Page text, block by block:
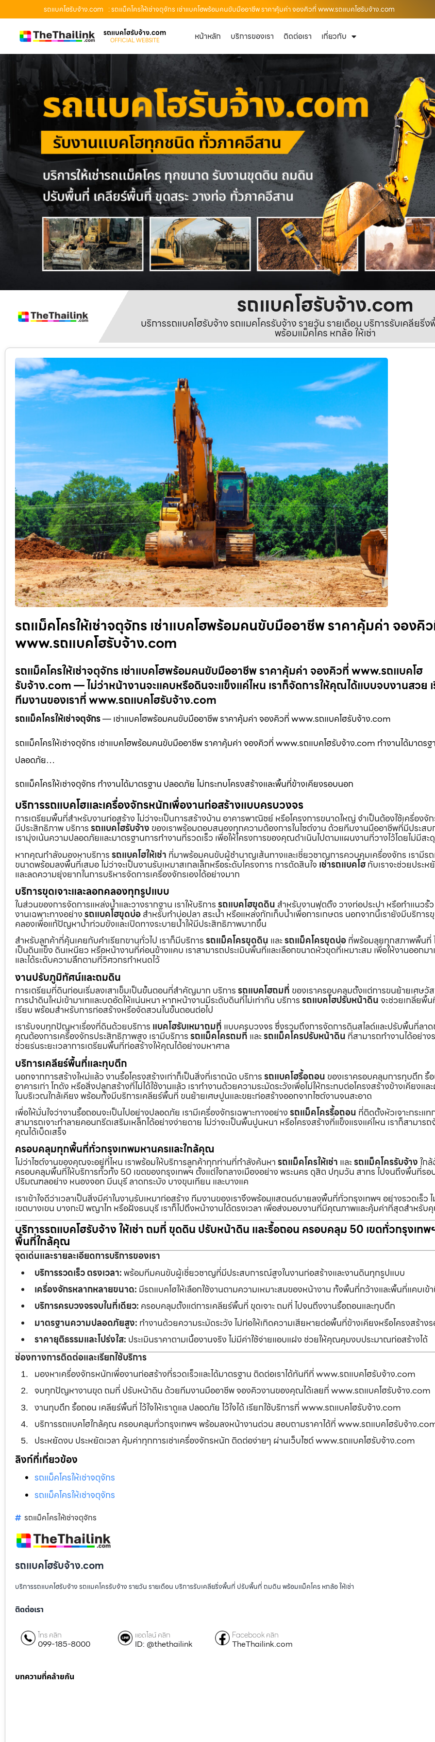
รถแบคโฮรับจ้าง.com : รถแม็คโครให้เช่าจตุจักร เช่าแบคโฮพร้อมคนขับมืออาชีพ ราคาคุ้มค่า จองคิวที่ www.รถแบคโฮรับจ้าง.com
รถแบคโฮรับจ้าง.com
OFFICIAL WEBSITE หน้าหลัก บริการของเรา ติดต่อเรา เกี่ยวกับ
รถแบคโฮรับจ้าง.com
บริการรถแบคโฮรับจ้าง รถแมคโครรับจ้าง รายวัน รายเดือน บริการรับเคลีย
พร้อมแม็คโคร หกล้อ ให้เช่า
รถแม็คโครให้เช่าจตุจักร เช่าแบคโฮพร้อมคนขับมืออาชีพ ราคาคุ้มค่า จองคิ
www.รถแบคโฮรับจ้าง.com
รถแม็คโครให้เช่าจตุจักร เช่าแบคโฮพร้อมคนขับมืออาชีพ ราคาคุ้มค่า จองคิวที่ www.รถแบคโฮ
รับจ้าง.com — ไม่ว่าหน้างานจะแคบหรือดินจะแข็งแค่ไหน เราก็จัดการให้คุณได้แบบจบงานสวย
ทีมงานของเราที่ www.รถแบคโฮรับจ้าง.com
รถแม็คโครให้เช่าจตุจักร— เช่าแบคโฮพร้อมคนขับมืออาชีพ ราคาคุ้มค่า จองคิวที่ www.รถแบคโฮรับจ้าง.com
รถแม็คโครให้เช่าจตุจักร เช่าแบคโฮพร้อมคนขับมืออาชีพ ราคาคุ้มค่า จองคิวที่ www.รถแบคโฮรับจ้าง.com ทำงานได้มาตรฐ
ปลอดภัย…
รถแม็คโครให้เช่าจตุจักร ทำงานได้มาตรฐาน ปลอดภัย ไม่กระทบโครงสร้างและพื้นที่ข้างเคียงรอบนอก
บริการรถแบคโฮและเครื่องจักรหนักเพื่องานก่อสร้างแบบครบวงจร
การเตรียมพื้นที่สำหรับงานก่อสร้าง ไม่ว่าจะเป็นการสร้างบ้าน อาคารพาณิชย์ หรือโครงการขนาดใหญ่ จำเป็นต้องใช้เครื่อง
มีประสิทธิภาพ บริการรถแบคโฮรับจ้าง ของเราพร้อมตอบสนองทุกความต้องการในไซต์งาน ด้วยทีมงานมืออาชีพที่มีประส
เรามุ่งเน้นความปลอดภัยและมาตรฐานการทำงานที่รวดเร็ว เพื่อให้โครงการของคุณดำเนินไปตามแผนงานที่วางไว้โดยไม่มีสะ
หากคุณกำลังมองหาบริการรถแบคโฮให้เช่า ที่มาพร้อมคนขับผู้ชำนาญเส้นทางและเชี่ยวชาญการควบคุมเครื่องจักร เรามีร
ขนาดพร้อมลงพื้นที่เสมอ ไม่ว่าจะเป็นงานรับเหมาสเกลเล็กหรือระดับโครงการ การตัดสินใจ เช่ารถแบคโฮกับเราจะช่วยประ
และลดความยุ่งยากในการบริหารจัดการเครื่องจักรเองได้อย่างมาก
บริการขุดเจาะและลอกคลองทุกรูปแบบ
ในส่วนของการจัดการแหล่งน้ำและวางรากฐาน เราให้บริการรถแบคโฮขุดดิน สำหรับงานฟุตติ้ง วางท่อประปา หรือทำแนวรั้
งานเฉพาะทางอย่างรถแบคโฮขุดบ่อสำหรับทำบ่อปลา สระน้ำ หรือแหล่งกักเก็บน้ำเพื่อการเกษตร นอกจากนี้เรายังมีบริการ
คลองเพื่อแก้ปัญหาน้ำท่วมขังและเปิดทางระบายน้ำให้มีประสิทธิภาพมากขึ้น
สำหรับลูกค้าที่คุ้นเคยกับคำเรียกขานทั่วไป เราก็มีบริการรถแม็คโครขุดดิน และรถแม็คโครขุดบ่อที่พร้อมลุยทุกสภาพพื้นที่
เป็นดินแข็ง ดินเหนียว หรือหน้างานที่ค่อนข้างแคบ เราสามารถประเมินพื้นที่และเลือกขนาดหัวขุดที่เหมาะสม เพื่อให้งานออกม
และได้ระดับความลึกตามที่วิศวกรกำหนดไว้
งานปรับภูมิทัศน์และถมดิน
การเตรียมที่ดินก่อนเริ่มลงเสาเข็มเป็นขั้นตอนที่สำคัญมาก บริการรถแบคโฮถมที่ ของเราครอบคลุมตั้งแต่การขนย้ายเศษวั
การนำดินใหม่เข้ามาเทและบดอัดให้แน่นหนา หากหน้างานมีระดับดินที่ไม่เท่ากัน บริการรถแบคโฮปรับหน้าดินจะช่วยเกลี่ยพื้น
เรียบ พร้อมสำหรับการก่อสร้างหรือจัดสวนในขั้นตอนต่อไป
เรารับจบทุกปัญหาเรื่องที่ดินด้วยบริการ แบคโฮรับเหมาถมที่ แบบครบวงจร ซึ่งรวมถึงการจัดการดินสไลด์และปรับพื้นที่ลา
คุณต้องการเครื่องจักรประสิทธิภาพสูง เรามีบริการรถแม็คโครถมที่ และรถแม็คโครปรับหน้าดิน ที่สามารถทำงานได้อย่าง
ช่วยร่นระยะเวลาการเตรียมพื้นที่ก่อสร้างให้คุณได้อย่างมหาศาล
บริการเคลียร์พื้นที่และทุบตึก
นอกจากการสร้างใหม่แล้ว งานรื้อโครงสร้างเก่าก็เป็นสิ่งที่เราถนัด บริการรถแบคโฮรื้อถอน ของเราครอบคลุมการทุบตึก รื้
อาคารเก่า โกดัง หรือสิ่งปลูกสร้างที่ไม่ได้ใช้งานแล้ว เราทำงานด้วยความระมัดระวังเพื่อไม่ให้กระทบต่อโครงสร้างข้างเคียงแ
ในบริเวณใกล้เคียง พร้อมทั้งมีบริการเคลียร์พื้นที่ ขนย้ายเศษปูนและขยะก่อสร้างออกจากไซต์งานจนสะอาด
เพื่อให้มั่นใจว่างานรื้อถอนจะเป็นไปอย่างปลอดภัย เรามีเครื่องจักรเฉพาะทางอย่างรถแม็คโครรื้อถอน ที่ติดตั้งหัวเจาะกระแ
สามารถเจาะทำลายคอนกรีตเสริมเหล็กได้อย่างง่ายดาย ไม่ว่าจะเป็นพื้นปูนหนา หรือโครงสร้างที่แข็งแรงแค่ไหน เราก็สามารถ
คุณได้เบ็ดเสร็จ
ครอบคลุมทุกพื้นที่ทั่วกรุงเทพมหานครและใกล้คุณ
ไม่ว่าไซต์งานของคุณจะอยู่ที่ไหน เราพร้อมให้บริการลูกค้าทุกท่านที่กำลังค้นหารถแม็คโครให้เช่า และรถแม็คโครรับจ้างใก
ครอบคลุมพื้นที่ให้บริการทั่วทั้ง 50 เขตของกรุงเทพฯ ตั้งแต่ใจกลางเมืองอย่าง พระนคร ดุสิต ปทุมวัน สาทร ไปจนถึงพื้นที่รอ
ปริมณฑลอย่าง หนองจอก มีนบุรี ลาดกระบัง บางขุนเทียน และบางแค
เราเข้าใจดีว่าเวลาเป็นสิ่งมีค่าในงานรับเหมาก่อสร้าง ทีมงานของเราจึงพร้อมแสตนด์บายลงพื้นที่ทั่วกรุงเทพฯ อย่างรวดเร็ว ไ
เขตบางเขน บางกะปิ พญาไท หรือฝั่งธนบุรี เราก็ไปถึงหน้างานได้ตรงเวลา เพื่อส่งมอบงานที่มีคุณภาพและคุ้มค่าที่สุดสำหรับ
บริการรถแบคโฮรับจ้าง ให้เช่า ถมที่ ขุดดิน ปรับหน้าดิน และรื้อถอน ครอบคลุม 50 เขตทั่วกรุงเทพ
พื้นที่ใกล้คุณ
จุดเด่นและรายละเอียดการบริการของเรา
บริการรวดเร็ว ตรงเวลา:พร้อมทีมคนขับผู้เชี่ยวชาญที่มีประสบการณ์สูงในงานก่อสร้างและงานดินทุกรูปแบบ
เครื่องจักรหลากหลายขนาด: มีรถแบคโฮให้เลือกใช้งานตามความเหมาะสมของหน้างาน ทั้งพื้นที่กว้างและพื้นที่แคบเข้
บริการครบวงจรจบในที่เดียว: ครอบคลุมตั้งแต่การเคลียร์พื้นที่ ขุดเจาะ ถมที่ ไปจนถึงงานรื้อถอนและทุบตึก
มาตรฐานความปลอดภัยสูง: ทำงานด้วยความระมัดระวัง ไม่ก่อให้เกิดความเสียหายต่อพื้นที่ข้างเคียงหรือโครงสร้าง
ราคายุติธรรมและโปร่งใส: ประเมินราคาตามเนื้องานจริง ไม่มีค่าใช้จ่ายแอบแฝง ช่วยให้คุณคุมงบประมาณก่อสร้างได้
ช่องทางการติดต่อและเรียกใช้บริการ
มองหาเครื่องจักรหนักเพื่องานก่อสร้างที่รวดเร็วและได้มาตรฐาน ติดต่อเราได้ทันทีที่ www.รถแบคโฮรับจ้าง.com
จบทุกปัญหางานขุด ถมที่ ปรับหน้าดิน ด้วยทีมงานมืออาชีพ จองคิวงานของคุณได้เลยที่ www.รถแบคโฮรับจ้าง.com
งานทุบตึก รื้อถอน เคลียร์พื้นที่ ไว้ใจให้เราดูแล ปลอดภัย ไว้ใจได้ เรียกใช้บริการที่ www.รถแบคโฮรับจ้าง.com
บริการรถแบคโฮใกล้คุณ ครอบคลุมทั่วกรุงเทพฯ พร้อมลงหน้างานด่วน สอบถามราคาได้ที่ www.รถแบคโฮรับจ้าง
ประหยัดงบ ประหยัดเวลา คุ้มค่าทุกการเช่าเครื่องจักรหนัก ติดต่อง่ายๆ ผ่านเว็บไซต์ www.รถแบคโฮรับจ้าง.com
ลิงก์ที่เกี่ยวข้อง
รถแม็คโครให้เช่าจตุจักร
รถแม็คโครให้เช่าจตุจักร
รถแม็คโครให้เช่าจตุจักร
รถแบคโฮรับจ้าง.com
บริการรถแบคโฮรับจ้าง รถแมคโครรับจ้าง รายวัน รายเดือน บริการรับเคลียริ่งพื้นที่ ปรับพื้นที่ ถมดิน พร้อมแม็คโคร หกล้อ ให้เช่า
ติดต่อเรา
โทร คลิก
099-185-8000
แอดไลน์ คลิก
ID: @thethailink
Facebook คลิก
TheThailink.com
บทความที่คล้ายกัน